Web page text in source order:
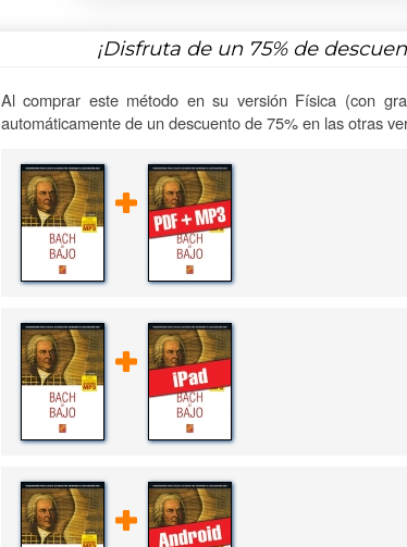
¡Disfruta de un 75%de
Al comprar este método en su versión Física (con
automáticamente de un descuento de 75% en las otras